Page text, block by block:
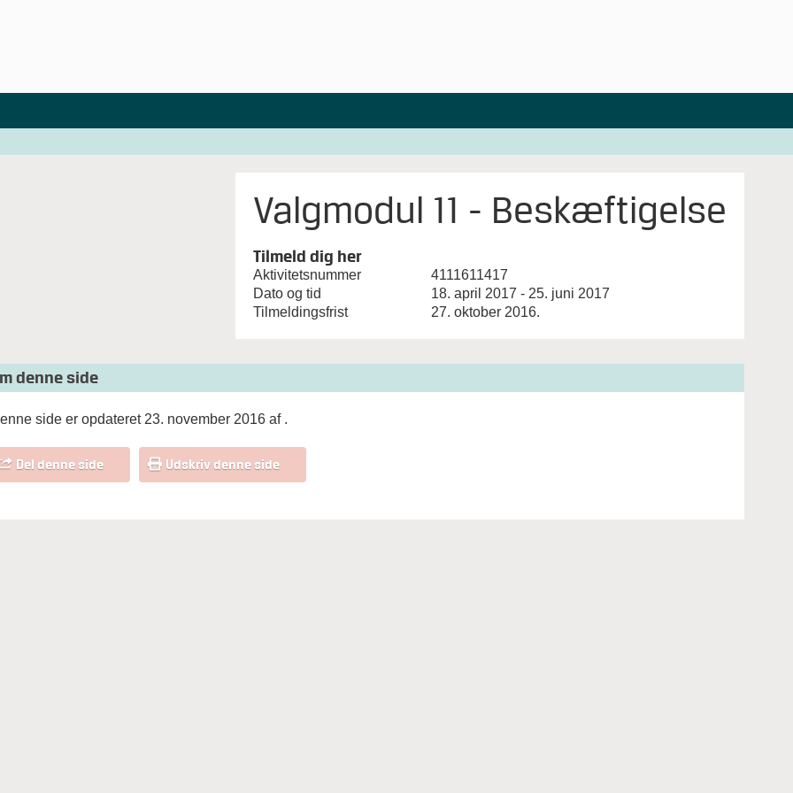
Valgmodul 11 - Beskæftigelse
Tilmeld dig her
Aktivitetsnummer
4111611417
Dato og tid
18. april 2017 - 25. juni 2017
Tilmeldingsfrist
27. oktober 2016.
denne side
side er opdateret 23. november 2016 af .
Del denne side Udskriv denne side